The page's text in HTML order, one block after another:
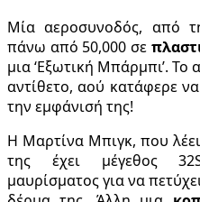
Μία αεροσυνοδός, από
πάνω από 50,000 σε
μια ‘Eξωτική Μπάρμπι’.
αντίθετο, αού κατάφερε
την εμφάνισή της!
Η Μαρτίνα Μπιγκ, που
της έχει μέγεθος
μαυρίσματος για να